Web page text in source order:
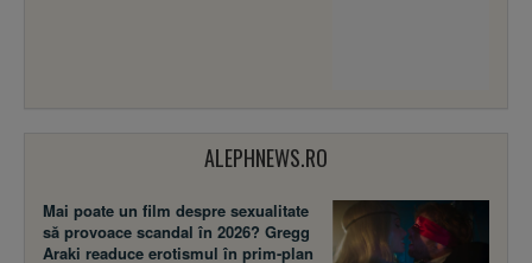
ALEPHNEWS.RO
Mai poate un film despre sexualitate
să provoace scandal în 2026? Gregg
Araki readuce erotismul în prim-plan